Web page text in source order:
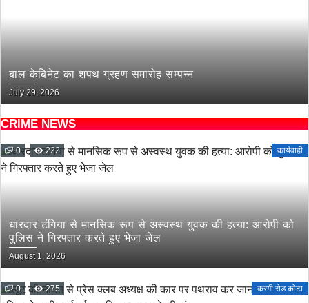
बाल केबिनेट का शपथ ग्रहण समारोह सम्पन्न
July 29, 2026
CRIME NEWS
0 222 कार्यवाही
धारदार टंगिया से मानसिक रूप से अस्वस्थ युवक की हत्या: आरोपी को
पुलिस ने गिरफ्तार करते हुए भेजा जेल
August 1, 2026
0 275 करगी रोड कोटा